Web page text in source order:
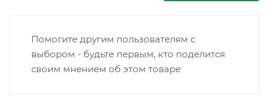
Помогите другим пользователям с
выбором - будьте первым, кто поделится
своим мнением об этом товаре